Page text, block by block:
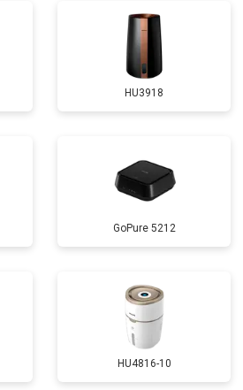
HU3918
GoPure 5212
HU4816-10